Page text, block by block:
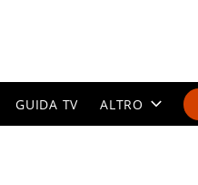
GUIDA TV ALTRO